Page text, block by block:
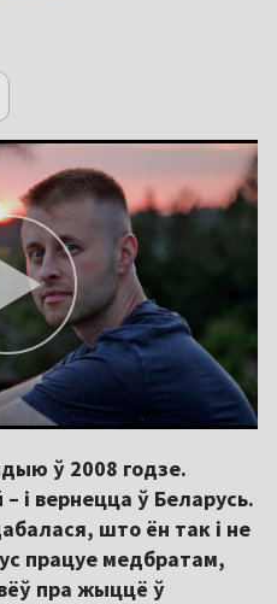
ў 2008 годзе.
і вернецца ў Беларусь.
што ён так і не
працуе медбратам,
пра жыццё ў